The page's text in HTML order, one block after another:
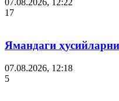
17
Ямандаги
07.08.2026, 12:18
5